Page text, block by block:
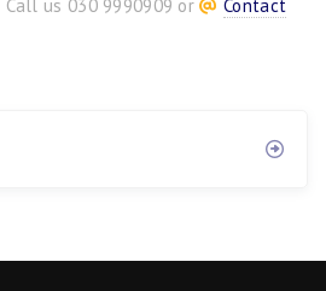
us 030 9990909 or
Contact